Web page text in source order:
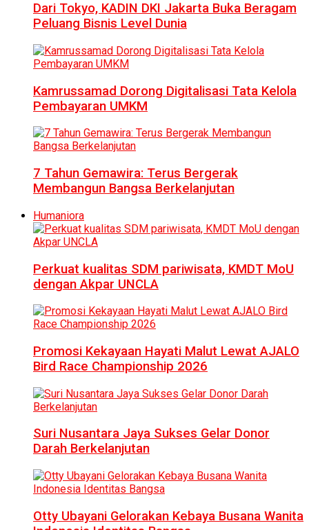
Dari Tokyo, KADIN DKI Jakarta Buka Beragam
Peluang Bisnis Level Dunia
Kamrussamad Dorong Digitalisasi Tata Kelola
Pembayaran UMKM
7 Tahun Gemawira: Terus Bergerak
Membangun Bangsa Berkelanjutan
Humaniora
Perkuat kualitas SDM pariwisata, KMDT MoU
dengan Akpar UNCLA
Promosi Kekayaan Hayati Malut Lewat AJALO
Bird Race Championship 2026
Suri Nusantara Jaya Sukses Gelar Donor
Darah Berkelanjutan
Otty Ubayani Gelorakan Kebaya Busana Wanita